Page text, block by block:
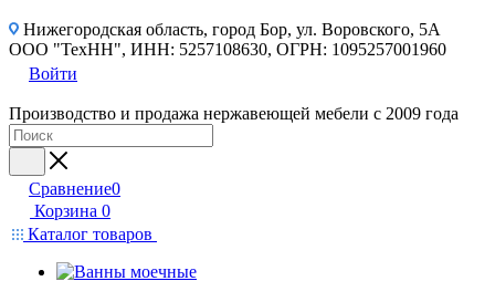
Нижегородская область, город Бор, ул. Воровского, 5А
ООО "ТехНН", ИНН: 5257108630, ОГРН: 1095257001960
Войти
Производство и продажа нержавеющей мебели с 2009 года
Сравнение0
Корзина 0
Каталог товаров